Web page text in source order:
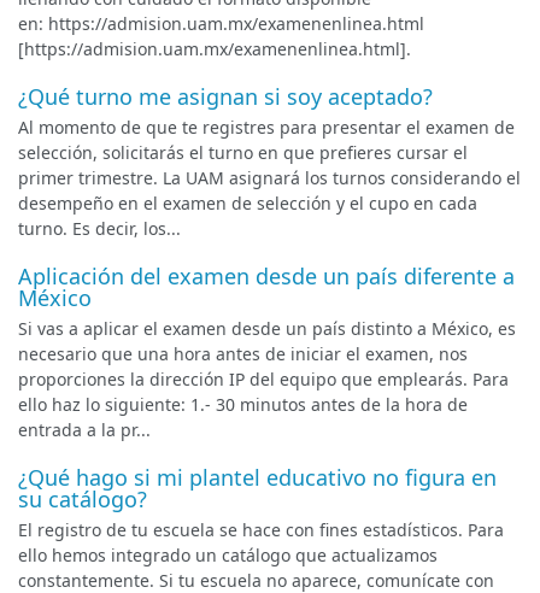
en: https://admision.uam.mx/examenenlinea.html
[https://admision.uam.mx/examenenlinea.html].
¿Qué turno me asignan si soy aceptado?
Al momento de que te registres para presentar el examen de
selección, solicitarás el turno en que prefieres cursar el
primer trimestre. La UAM asignará los turnos considerando el
desempeño en el examen de selección y el cupo en cada
turno. Es decir, los...
Aplicación del examen desde un país diferente a
México
Si vas a aplicar el examen desde un país distinto a México, es
necesario que una hora antes de iniciar el examen, nos
proporciones la dirección IP del equipo que emplearás. Para
ello haz lo siguiente: 1.- 30 minutos antes de la hora de
entrada a la pr...
¿Qué hago si mi plantel educativo no figura en
su catálogo?
El registro de tu escuela se hace con fines estadísticos. Para
ello hemos integrado un catálogo que actualizamos
constantemente. Si tu escuela no aparece, comunícate con